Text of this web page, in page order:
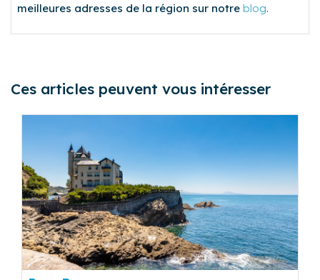
meilleures adresses de la région sur notre blog.
Ces articles peuvent vous intéresser